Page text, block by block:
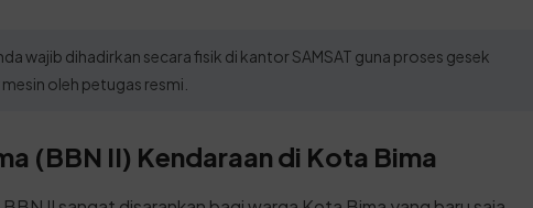
wajib dihadirkan secara fisik di kantor SAMSAT guna proses gesek
oleh petugas resmi.
(BBN II) Kendaraan di Kota Bima